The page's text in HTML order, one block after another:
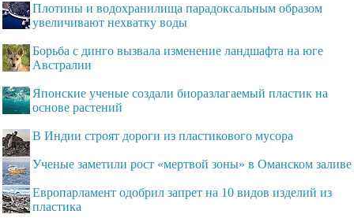
Плотины и водохранилища парадоксальным образом
увеличивают нехватку воды
Борьба с динго вызвала изменение ландшафта на юге
Австралии
Японские ученые создали биоразлагаемый пластик на
основе растений
В Индии строят дороги из пластикового мусора
Ученые заметили рост «мертвой зоны» в Оманском заливе
Европарламент одобрил запрет на 10 видов изделий из
пластика